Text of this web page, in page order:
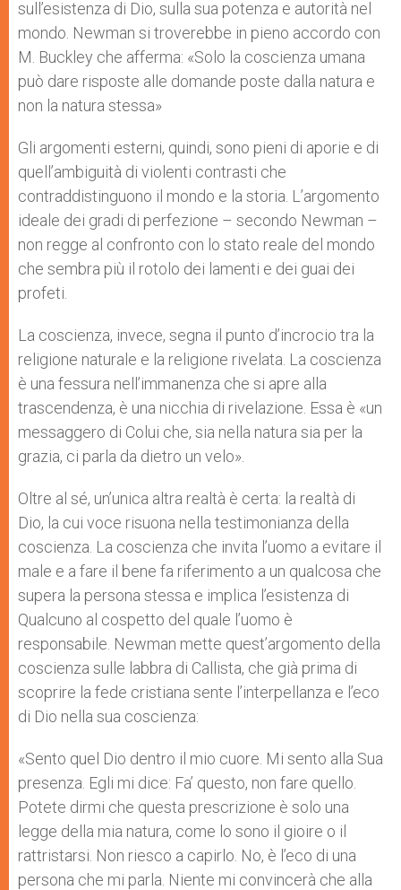
sull’esistenza di Dio, sulla sua potenza e autorità nel
mondo. Newman si troverebbe in pieno accordo con
M. Buckley che afferma: «Solo la coscienza umana
può dare risposte alle domande poste dalla natura e
non la natura stessa»
Gli argomenti esterni, quindi, sono pieni di aporie e di
quell’ambiguità di violenti contrasti che
contraddistinguono il mondo e la storia. L’argomento
ideale dei gradi di perfezione – secondo Newman –
non regge al confronto con lo stato reale del mondo
che sembra più il rotolo dei lamenti e dei guai dei
profeti.
La coscienza, invece, segna il punto d’incrocio tra la
religione naturale e la religione rivelata. La coscienza
è una fessura nell’immanenza che si apre alla
trascendenza, è una nicchia di rivelazione. Essa è «un
messaggero di Colui che, sia nella natura sia per la
grazia, ci parla da dietro un velo».
Oltre al sé, un’unica altra realtà è certa: la realtà di
Dio, la cui voce risuona nella testimonianza della
coscienza. La coscienza che invita l’uomo a evitare il
male e a fare il bene fa riferimento a un qualcosa che
supera la persona stessa e implica l’esistenza di
Qualcuno al cospetto del quale l’uomo è
responsabile. Newman mette quest’argomento della
coscienza sulle labbra di Callista, che già prima di
scoprire la fede cristiana sente l’interpellanza e l’eco
di Dio nella sua coscienza:
«Sento quel Dio dentro il mio cuore. Mi sento alla Sua
presenza. Egli mi dice: Fa’ questo, non fare quello.
Potete dirmi che questa prescrizione è solo una
legge della mia natura, come lo sono il gioire o il
rattristarsi. Non riesco a capirlo. No, è l’eco di una
persona che mi parla. Niente mi convincerà che alla